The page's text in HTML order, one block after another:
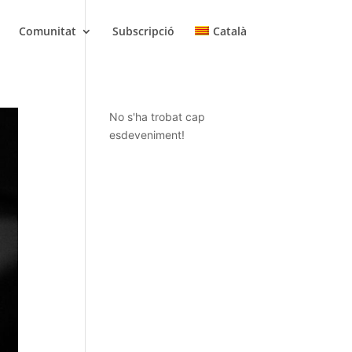
Comunitat Subscripció Català
No s'ha trobat cap
esdeveniment!